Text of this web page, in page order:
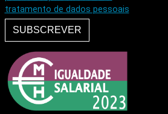
tratamento de dados pessoais
SUBSCREVER